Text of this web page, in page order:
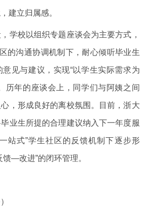
建立归属感。
学校以组织专题座谈会为主要方式，
的沟通协调机制下，耐心倾听毕业生
见与建议，实现“以学生实际需求为
历年的座谈会上，同学们与阿姨之间
，形成良好的离校氛围。目前，浙大
业生所提的合理建议纳入下一年度服
站式”学生社区的反馈机制下逐步形
—改进”的闭环管理。